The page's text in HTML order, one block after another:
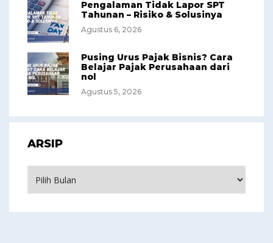
Pengalaman Tidak Lapor SPT
Tahunan – Risiko & Solusinya
Agustus 6, 2026
Pusing Urus Pajak Bisnis? Cara
Belajar Pajak Perusahaan dari
nol
Agustus 5, 2026
ARSIP